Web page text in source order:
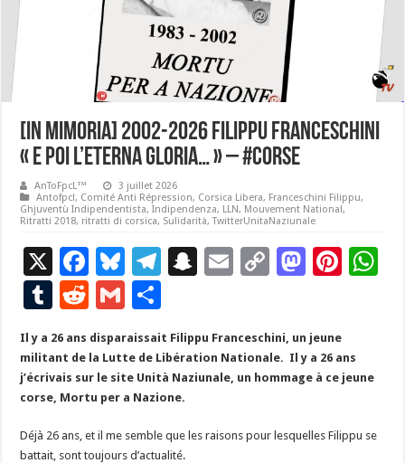
[In Mimoria] 2002-2026 FILIPPU FRANCESCHINI
« E POI L’ETERNA GLORIA… » – #corse
AnToFpcL™
3 juillet 2026
Antofpcl, Comité Anti Répression, Corsica Libera, Franceschini Filippu,
Ghjuventù Indipendentista,Indipendenza, LLN, Mouvement National,
Ritratti 2018, ritratti di corsica, Sulidarità,TwitterUnitaNaziunale
X
F
ac
e
b
o
o
k
Bl
u
es
ky
T
gr
a
m
S
p
c
at
E
l
C
y
Li
k
M
d
o
Pi
es
t
T
m
bl
r
R
e
d
di
t
G
m
ai
l
ar
ta
g
er
Il y a 26 ans disparaissait Filippu Franceschini, un jeune
militant de la Lutte de Libération Nationale. Il y a 26 ans
j’écrivais sur le site Unità Naziunale, un hommage à ce jeune
corse, Mortu per a Nazione.
Déjà 26 ans, et il me semble que les raisons pour lesquelles Filippu se
battait, sont toujours d’actualité.